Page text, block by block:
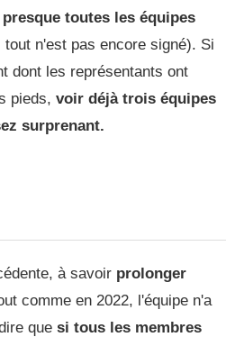
toutes les équipes
tout n'est pas encore signé). Si
dont les représentants ont
pieds, voir déjà trois équipes
surprenant.
à savoir prolonger
comme en 2022, l'équipe n'a
que si tous les membres